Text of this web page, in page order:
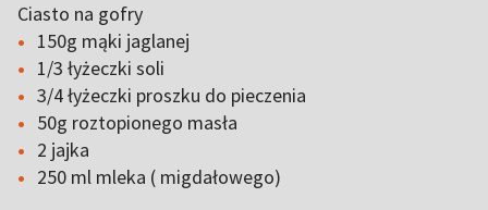
Ciasto na gofry
150g mąki jaglanej
1/3 łyżeczki soli
3/4 łyżeczki proszku do pieczenia
50g roztopionego masła
2 jajka
250 ml mleka ( migdałowego)